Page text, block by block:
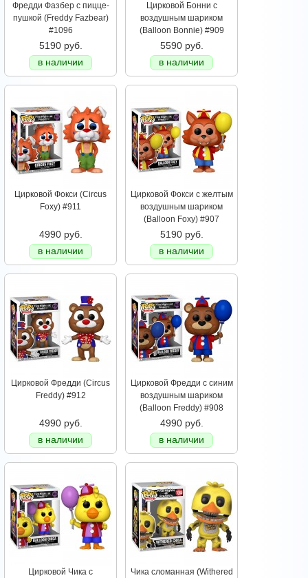
Фредди Фазбер с пицце-
пушкой (Freddy Fazbear)
#1096
5190 руб.
в наличии
Цирковой Бонни с
воздушным шариком
(Balloon Bonnie) #909
5590 руб.
в наличии
Цирковой Фокси (Circus
Foxy) #911
4990 руб.
в наличии
Цирковой Фокси с желтым
воздушным шариком
(Balloon Foxy) #907
5190 руб.
в наличии
Цирковой Фредди (Circus
Freddy) #912
4990 руб.
в наличии
Цирковой Фредди с синим
воздушным шариком
(Balloon Freddy) #908
4990 руб.
в наличии
Цирковой Чика с
Чика сломанная (Withered